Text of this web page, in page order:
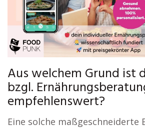
Aus welchem Grund ist
bzgl.
empfehlenswert?
Eine solche maßgeschneiderte